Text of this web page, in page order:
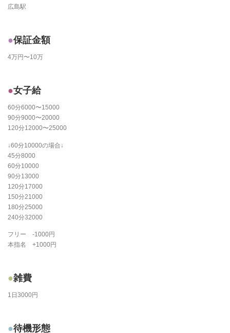
広島駅
保証金額
4万円〜10万
女子給
60分6000〜15000
90分9000〜20000
120分12000〜25000
↓60分10000の場合↓
45分8000
60分10000
90分13000
120分17000
150分21000
180分25000
240分32000
フリー -1000円
本指名 +1000円
雑費
1日3000円
待機形態